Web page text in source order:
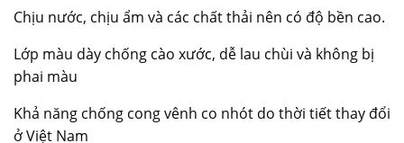
Chịu nước, chịu ẩm và các chất thải nên có độ bền cao.
Lớp màu dày chống cào xước, dễ lau chùi và không bị
phai màu
Khả năng chống cong vênh co nhót do thời tiết thay đổi
ở Việt Nam